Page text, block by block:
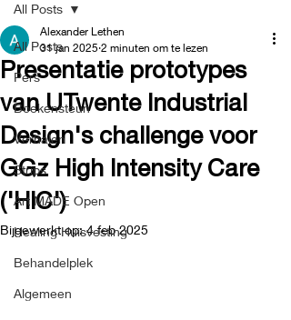
All Posts
Pers
Boekensteun
Verhalen
Strips
Art MADE Open
Healing Huisvesting
Behandelplek
Algemeen
All Posts
Presentatie prototypes
van UTwente Industrial
Design's challenge voor
GGz High Intensity Care
('HIC')
Alexander Lethen
31 jan 2025 2 minuten om te lezen
Bijgewerkt op:4 feb 2025